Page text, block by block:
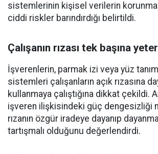
sistemlerinin kişisel verilerin
ciddi riskler barındırdığı belirtildi.
Çalışanın rızası tek başına
İşverenlerin, parmak izi veya yüz
sistemleri çalışanların açık rızasına
kullanmaya çalıştığına dikkat çekildi.
işveren ilişkisindeki güç dengesizliği
rızanın özgür iradeye dayanıp
tartışmalı olduğunu değerlendirdi.